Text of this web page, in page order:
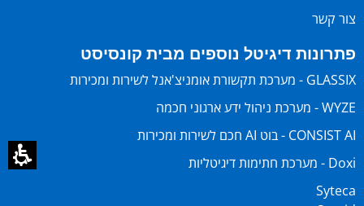
צור קשר
פתרונות דיגיטל נוספים מבית קונסיסט
GLASSIX - מערכת תקשורת אומניצ'אנל לשירות ומכירות
WYZE - מערכת ניהול ידע ארגוני חכמה
CONSIST AI - בוט AI חכם לשירות ומכירות
Doxi - מערכת חתימות דיגיטליות
Syteca